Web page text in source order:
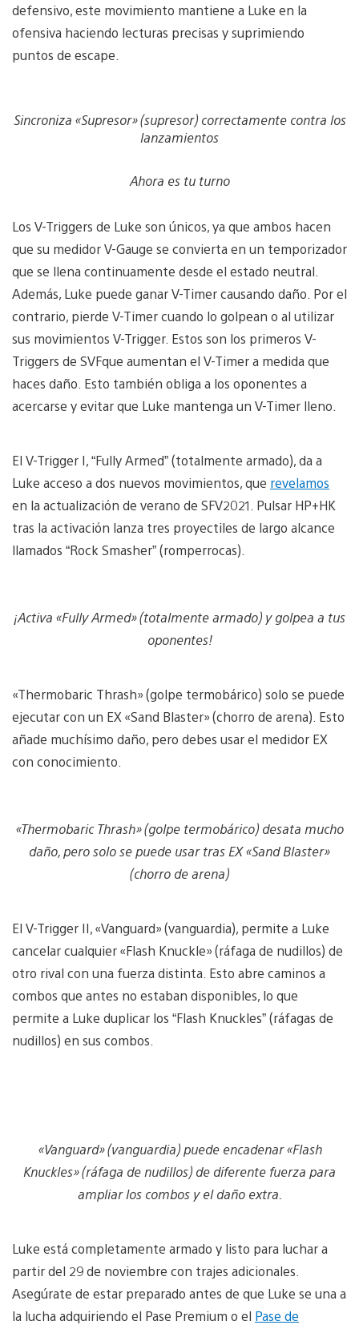
defensivo, este movimiento mantiene a Luke en la
ofensiva haciendo lecturas precisas y suprimiendo
puntos de escape.
Sincroniza «Supresor» (supresor) correctamente contra los
lanzamientos
Ahora es tu turno
Los V-Triggers de Luke son únicos, ya que ambos hacen
que su medidor V-Gauge se convierta en un temporizador
que se llena continuamente desde el estado neutral.
Además, Luke puede ganar V-Timer causando daño. Por el
contrario, pierde V-Timer cuando lo golpean o al utilizar
sus movimientos V-Trigger. Estos son los primeros V-
Triggers de SVFque aumentan el V-Timer a medida que
haces daño. Esto también obliga a los oponentes a
acercarse y evitar que Luke mantenga un V-Timer lleno.
El V-Trigger I, “Fully Armed” (totalmente armado), da a
Luke acceso a dos nuevos movimientos, que revelamos
en la actualización de verano de SFV2021. Pulsar HP+HK
tras la activación lanza tres proyectiles de largo alcance
llamados “Rock Smasher” (romperrocas).
¡Activa «Fully Armed» (totalmente armado) y golpea a tus
oponentes!
«Thermobaric Thrash» (golpe termobárico) solo se puede
ejecutar con un EX «Sand Blaster» (chorro de arena). Esto
añade muchísimo daño, pero debes usar el medidor EX
con conocimiento.
«Thermobaric Thrash» (golpe termobárico) desata mucho
daño, pero solo se puede usar tras EX «Sand Blaster»
(chorro de arena)
El V-Trigger II, «Vanguard» (vanguardia), permite a Luke
cancelar cualquier «Flash Knuckle» (ráfaga de nudillos) de
otro rival con una fuerza distinta. Esto abre caminos a
combos que antes no estaban disponibles, lo que
permite a Luke duplicar los “Flash Knuckles” (ráfagas de
nudillos) en sus combos.
«Vanguard» (vanguardia) puede encadenar «Flash
Knuckles» (ráfaga de nudillos) de diferente fuerza para
ampliar los combos y el daño extra.
Luke está completamente armado y listo para luchar a
partir del 29 de noviembre con trajes adicionales.
Asegúrate de estar preparado antes de que Luke se una a
la lucha adquiriendo el Pase Premium o el Pase de